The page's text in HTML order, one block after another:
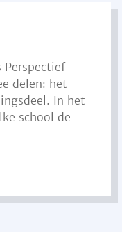
Perspectief
delen: het
In het
school de